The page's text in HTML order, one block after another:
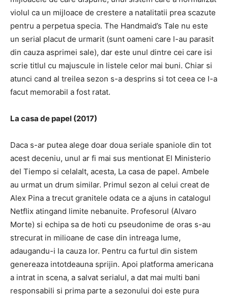
violul ca un mijloace de crestere a natalitatii prea scazute
pentru a perpetua specia. The Handmaid’s Tale nu este
un serial placut de urmarit (sunt oameni care l-au parasit
din cauza asprimei sale), dar este unul dintre cei care isi
scrie titlul cu majuscule in listele celor mai buni. Chiar si
atunci cand al treilea sezon s-a desprins si tot ceea ce l-a
facut memorabil a fost ratat.
La casa de papel (2017)
Daca s-ar putea alege doar doua seriale spaniole din tot
acest deceniu, unul ar fi mai sus mentionat El Ministerio
del Tiempo si celalalt, acesta, La casa de papel. Ambele
au urmat un drum similar. Primul sezon al celui creat de
Alex Pina a trecut granitele odata ce a ajuns in catalogul
Netflix atingand limite nebanuite. Profesorul (Alvaro
Morte) si echipa sa de hoti cu pseudonime de oras s-au
strecurat in milioane de case din intreaga lume,
adaugandu-i la cauza lor. Pentru ca furtul din sistem
genereaza intotdeauna sprijin. Apoi platforma americana
a intrat in scena, a salvat serialul, a dat mai multi bani
responsabili si prima parte a sezonului doi este pura